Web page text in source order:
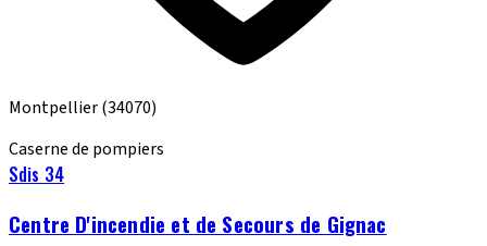
Montpellier(34070)
Caserne de pompiers
Sdis 34
Centre D'incendie et de Secours de Gignac